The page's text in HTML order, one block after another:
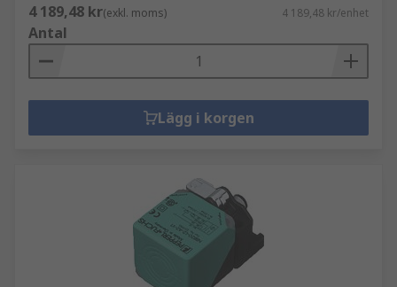
4 189,48 kr(exkl. moms) 4 189,48 kr/enhet
Antal
Lägg i korgen